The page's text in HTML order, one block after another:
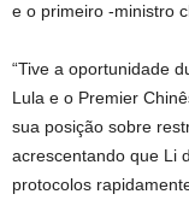
e o primeiro -ministro
“Tive a oportunidade
Lula e o Premier
sua posição sobre
acrescentando que Li
protocolos